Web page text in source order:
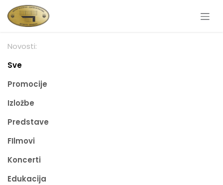
Skip to Content
Novosti:
Sve
Promocije
Izložbe
Predstave
FIlmovi
Koncerti
Edukacija